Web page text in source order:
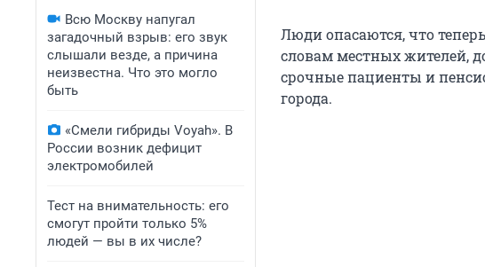
Всю Москву напугал
загадочный взрыв: его звук
слышали везде, а причина
неизвестна. Что это могло
быть
«Смели гибриды Voyah». В
России возник дефицит
электромобилей
Тест на внимательность: его
смогут пройти только 5%
людей — вы в их числе?
Люди опасаются, что
словам местных жителей,
срочные пациенты и
города.